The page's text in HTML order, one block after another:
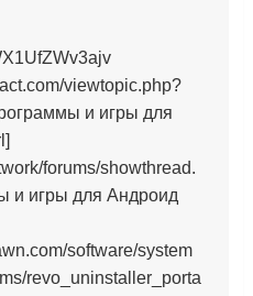
viewtopic.php?
и игры для
forums/showthread.
и игры для Андроид
software/system
revo_uninstaller_porta